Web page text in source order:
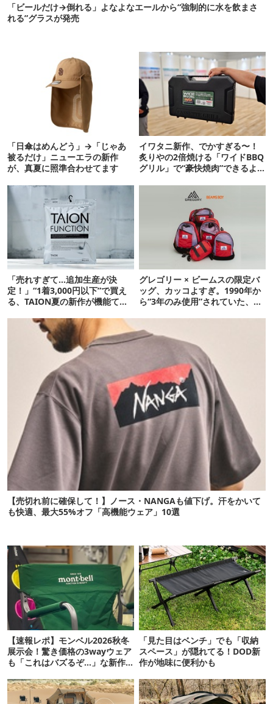
「ビールだけ→倒れる」よなよなエールから“強制的に水を飲まさ
れる”グラスが発売
「日傘はめんどう」→「じゃあ
被るだけ」ニューエラの新作
が、真夏に照準合わせてます
イワタニ新作、でかすぎる〜！
炙りやの2倍焼ける「ワイドBBQ
グリル」で“豪快焼肉”できるよ
「売れすぎて…追加生産が決
定！」“1着3,000円以下”で買え
る、TAION夏の新作が機能てん
グレゴリー × ビームスの限定バ
ッグ、カッコよすぎ。1990年か
ら“3年のみ使用”されていた、紫
【売切れ前に確保して！】ノース・NANGAも値下げ。汗をかいて
も快適、最大55%オフ「高機能ウェア」10選
【速報レポ】モンベル2026秋冬
展示会！驚き価格の3wayウェア
も「これはバズるぞ…」な新作
「見た目はベンチ」でも「収納
スペース」が隠れてる！DOD新
作が地味に便利かも